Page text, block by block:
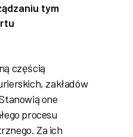
tym
częścią
zakładów
one
procesu
Za ich